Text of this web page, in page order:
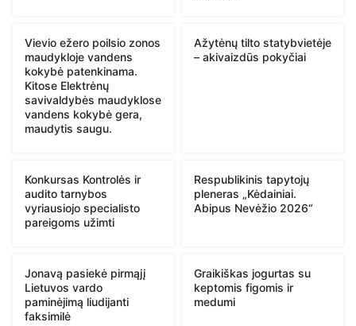
Vievio ežero poilsio zonos
maudykloje vandens
kokybė patenkinama.
Kitose Elektrėnų
savivaldybės maudyklose
vandens kokybė gera,
maudytis saugu.
Ažytėnų tilto statybvietėje
– akivaizdūs pokyčiai
Konkursas Kontrolės ir
audito tarnybos
vyriausiojo specialisto
pareigoms užimti
Respublikinis tapytojų
pleneras „Kėdainiai.
Abipus Nevėžio 2026“
Jonavą pasiekė pirmąjį
Lietuvos vardo
paminėjimą liudijanti
faksimilė
Graikiškas jogurtas su
keptomis figomis ir
medumi